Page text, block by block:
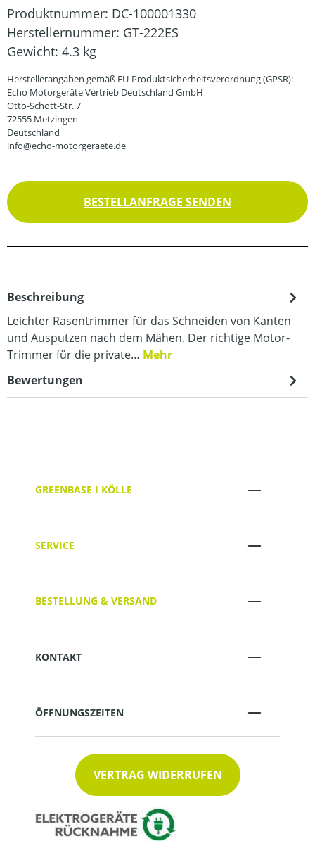
Produktnummer: DC-100001330
Herstellernummer: GT-222ES
Gewicht: 4.3 kg
Herstellerangaben gemäß EU-Produktsicherheitsverordnung (GPSR):
Echo Motorgeräte Vertrieb Deutschland GmbH
Otto-Schott-Str. 7
72555 Metzingen
Deutschland
info@echo-motorgeraete.de
BESTELLANFRAGE SENDEN
Beschreibung
Leichter Rasentrimmer für das Schneiden von Kanten
und Ausputzen nach dem Mähen. Der richtige Motor-
Trimmer für die private… Mehr
Bewertungen
GREENBASE I KÖLLE
SERVICE
BESTELLUNG & VERSAND
KONTAKT
ÖFFNUNGSZEITEN
VERTRAG WIDERRUFEN